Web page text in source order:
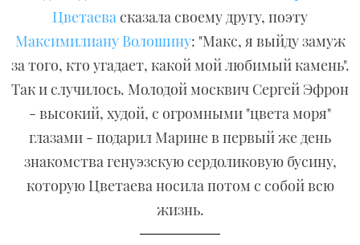
Цветаевасказала своему другу, поэту
Максимилиану Волошину: "Макс, я выйду замуж
за того, кто угадает, какой мой любимый камень".
Так и случилось. Молодой москвич Сергей Эфрон
- высокий, худой, с огромными "цвета моря"
глазами - подарил Марине в первый же день
знакомства генуэзскую сердоликовую бусину,
которую Цветаева носила потом с собой всю
жизнь.